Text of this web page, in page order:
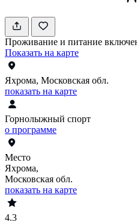
Проживание и питание
Показать на карте
Яхрома, Московская обл.
показать на карте
Горнолыжный спорт
о программе
Место
Яхрома,
Московская обл.
показать на карте
4.3